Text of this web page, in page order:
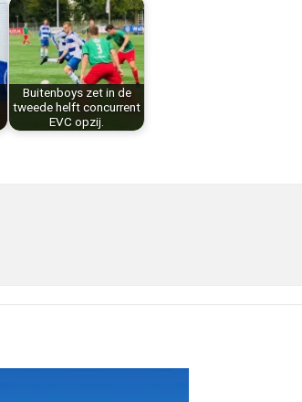
Buitenboys zet in de
tweede helft concurrent
EVC opzij.